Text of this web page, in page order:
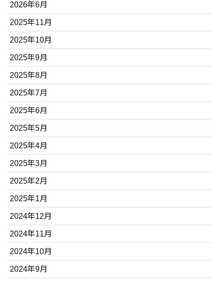
2026年6月
2025年11月
2025年10月
2025年9月
2025年8月
2025年7月
2025年6月
2025年5月
2025年4月
2025年3月
2025年2月
2025年1月
2024年12月
2024年11月
2024年10月
2024年9月